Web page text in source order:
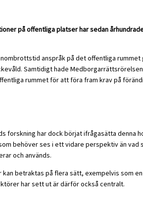
på offentliga platser har sedan
anspråk på det offentliga rummet
Samtidigt hade
rummet för att föra fram krav på
har dock börjat ifrågasätta denna
behöver ses i ett vidare perspektiv än
och används.
betraktas på flera sätt, exempelvis som
har sett ut är därför också centralt.